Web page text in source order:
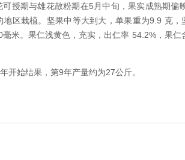
授期与雄花散粉期在5月中旬，果实成熟期偏
地区栽植。坚果中等大到大，单果重为9.9 克，
米。果仁浅黄色，充实，出仁率 54.2%，果仁
开始结果，第9年产量约为27公斤。